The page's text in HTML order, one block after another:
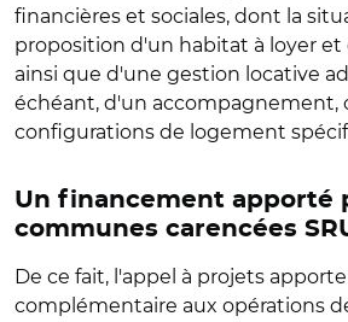
financières et sociales, dont la
proposition d'un habitat à loyer et
ainsi que d'une gestion locative
échéant, d'un accompagnement,
configurations de logement
Un financement apporté
communes carencées
De ce fait, l'appel à projets
complémentaire aux opérations